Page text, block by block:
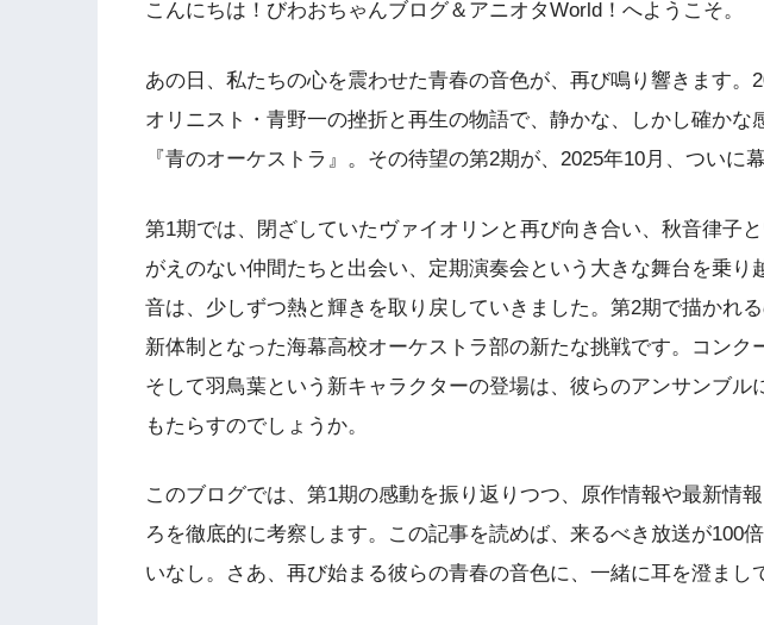
こんにちは！びわおちゃんブログ＆アニオタWorld！へようこそ。
あの日、私たちの心を震わせた青春の音色が、再び鳴り響きます。
オリニスト・青野一の挫折と再生の物語で、静かな、しかし確かな
『青のオーケストラ』。その待望の第2期が、2025年10月、ついに
第1期では、閉ざしていたヴァイオリンと再び向き合い、秋音律子
がえのない仲間たちと出会い、定期演奏会という大きな舞台を乗り
音は、少しずつ熱と輝きを取り戻していきました。第2期で描かれる
新体制となった海幕高校オーケストラ部の新たな挑戦です。コンク
そして羽鳥葉という新キャラクターの登場は、彼らのアンサンブル
もたらすのでしょうか。
このブログでは、第1期の感動を振り返りつつ、原作情報や最新情
ろを徹底的に考察します。この記事を読めば、来るべき放送が100
いなし。さあ、再び始まる彼らの青春の音色に、一緒に耳を澄まし